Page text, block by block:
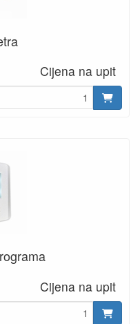
Cijena na upit
Cijena na upit